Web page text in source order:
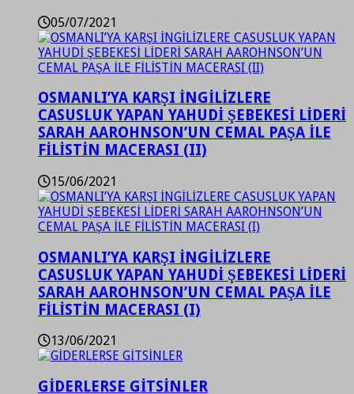
05/07/2021
OSMANLI’YA KARŞI İNGİLİZLERE
CASUSLUK YAPAN YAHUDİ ŞEBEKESİ LİDERİ
SARAH AAROHNSON’UN CEMAL PAŞA İLE
FİLİSTİN MACERASI (II)
15/06/2021
OSMANLI’YA KARŞI İNGİLİZLERE
CASUSLUK YAPAN YAHUDİ ŞEBEKESİ LİDERİ
SARAH AAROHNSON’UN CEMAL PAŞA İLE
FİLİSTİN MACERASI (I)
13/06/2021
GİDERLERSE GİTSİNLER